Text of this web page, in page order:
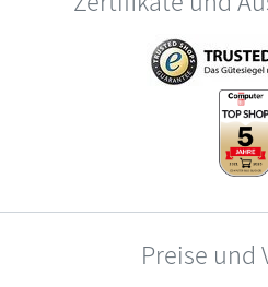
Preise und